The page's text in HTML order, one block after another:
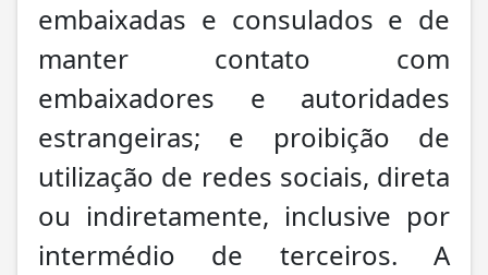
embaixadas e consulados e de
manter contato com
embaixadores e autoridades
estrangeiras; e proibição de
utilização de redes sociais, direta
ou indiretamente, inclusive por
intermédio de terceiros. A